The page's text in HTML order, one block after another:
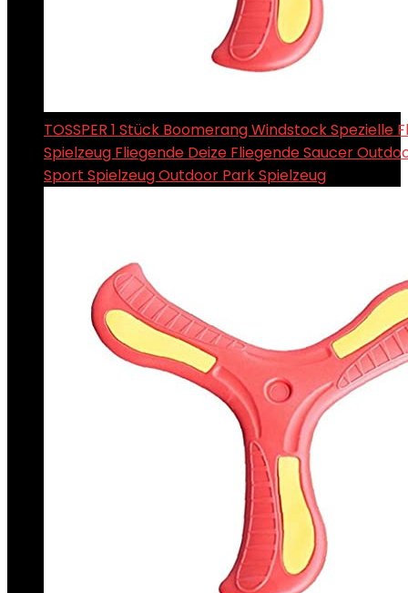
TOSSPER 1 Stück Boomerang Windstock Spezielle
Spielzeug Fliegende Deize Fliegende Saucer
Sport Spielzeug Outdoor Park Spielzeug